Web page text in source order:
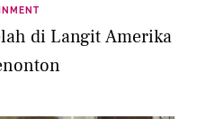
di Langit Amerika